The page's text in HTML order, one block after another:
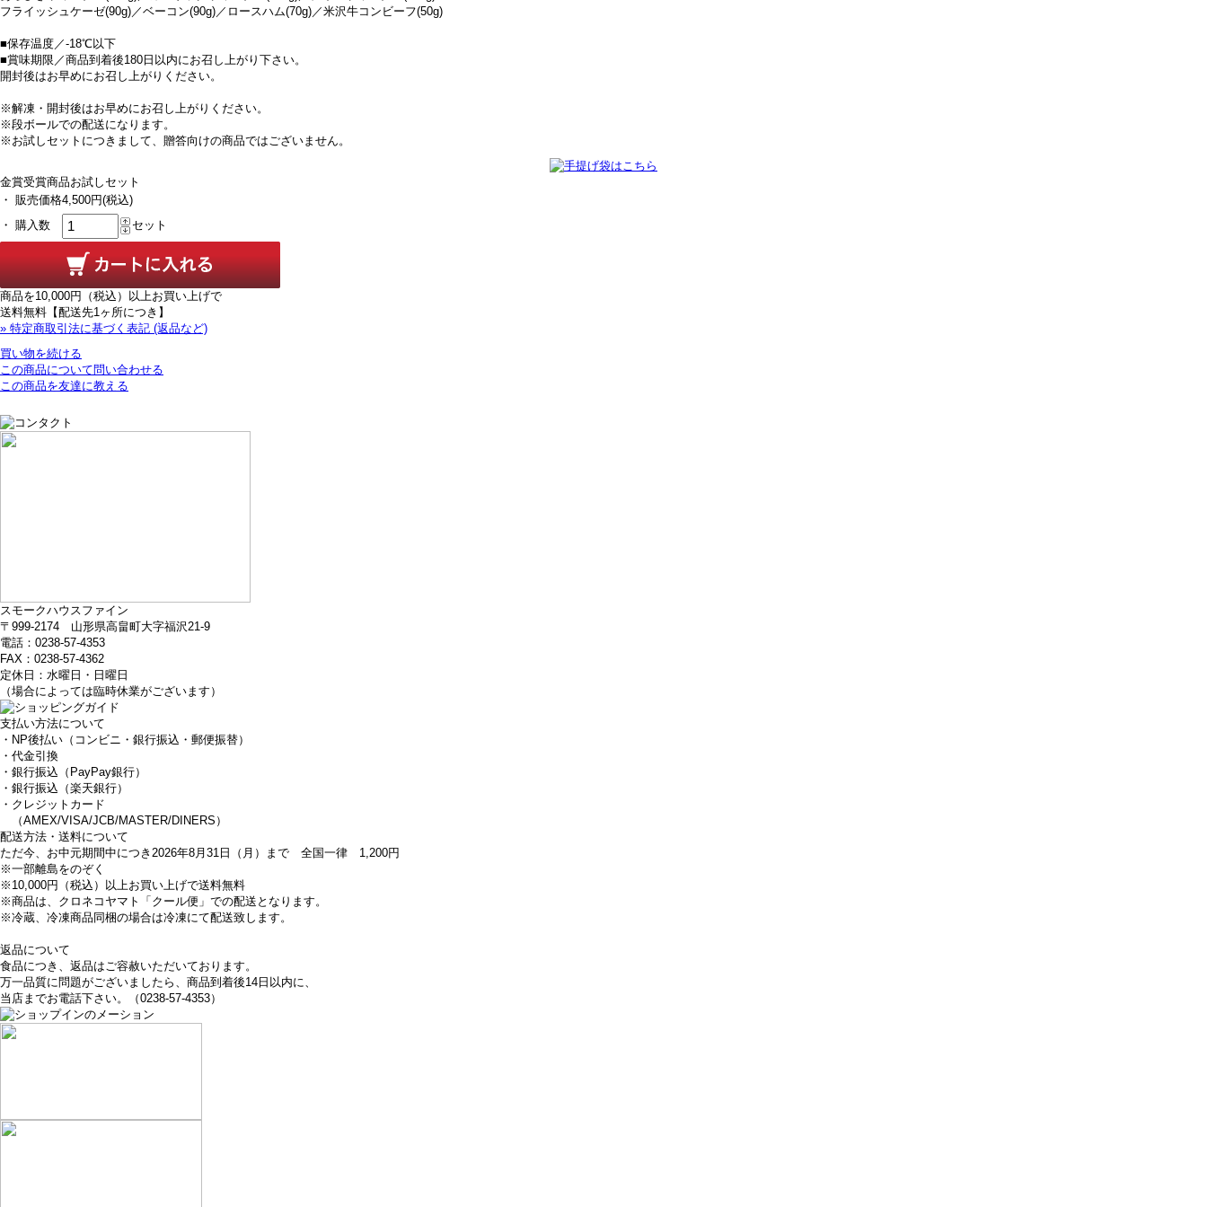
フライッシュケーゼ(90g)／ベーコン(90g)／ロースハム(70g)／米沢牛コンビーフ(50g)
■保存温度／-18℃以下
■賞味期限／商品到着後180日以内にお召し上がり下さい。
開封後はお早めにお召し上がりください。
※解凍・開封後はお早めにお召し上がりください。
※段ボールでの配送になります。
※お試しセットにつきまして、贈答向けの商品ではございません。
金賞受賞商品お試しセット
・ 販売価格4,500円(税込)
・ 購入数
セット
商品を10,000円 （税込）
以上お買い上げで
送料無料【配送先1ヶ所につき】
» 特定商取引法に基づく表記 (返品など)
買い物を続ける
この商品について問い合わせる
この商品を友達に教える
スモークハウスファイン
〒999-2174 山形県高畠町大字福沢21-9
電話：0238-57-4353
FAX：0238-57-4362
定休日：水曜日・日曜日
（場合によっては臨時休業がございます）
支払い方法について
・NP後払い（コンビニ・銀行振込・郵便振替）
・代金引換
・銀行振込（PayPay銀行）
・銀行振込（楽天銀行）
・クレジットカード
（AMEX/VISA/JCB/MASTER/DINERS）
配送方法・送料について
ただ今、お中元期間中につき2026年8月31日（月）まで 全国一律 1,200円
※一部離島をのぞく
※10,000円（税込）以上お買い上げで送料無料
※商品は、クロネコヤマト「クール便」での配送となります。
※冷蔵、冷凍商品同梱の場合は冷凍にて配送致します。
返品について
食品につき、返品はご容赦いただいております。
万一品質に問題がございましたら、商品到着後14日以内に、
当店までお電話下さい。（0238-57-4353）